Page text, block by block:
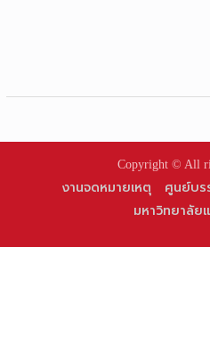
Copyright © All
งานจดหมายเหตุ
ศูนย์บร
มหาวิทยาลัย